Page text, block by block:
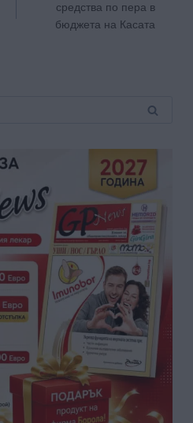
средства по пера в
бюджета на Касата